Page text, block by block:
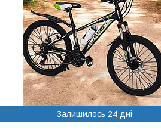
Залишилось 24 дні